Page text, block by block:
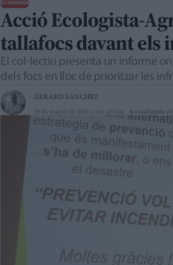
ECONOMÍA
Acció Ecologista-
tallafocs davant els
El col·lectiu presenta un informe
dels focs en lloc de prioritzar les
GERARD SÁNCHEZ
29 de mayo de 2026 a las 12:03h Actualizado